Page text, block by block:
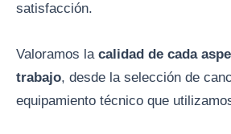
satisfacción.
Valoramos la calidad de cada
trabajo, desde la selección de
equipamiento técnico que